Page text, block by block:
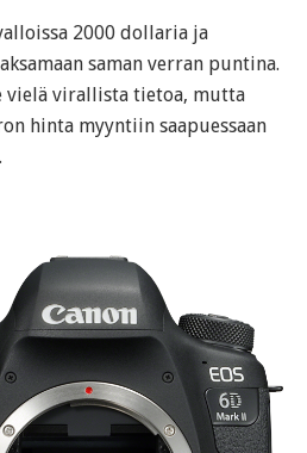
2000 dollaria ja
saman verran puntina.
vielä virallista tietoa, mutta
hinta myyntiin saapuessaan